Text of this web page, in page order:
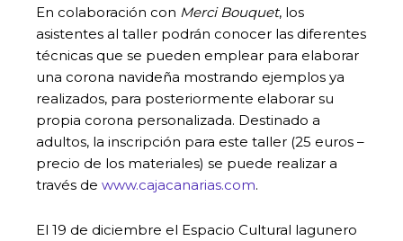
En colaboración con Merci Bouquet, los
asistentes al taller podrán conocer las diferentes
técnicas que se pueden emplear para elaborar
una corona navideña mostrando ejemplos ya
realizados, para posteriormente elaborar su
propia corona personalizada. Destinado a
adultos, la inscripción para este taller (25 euros –
precio de los materiales) se puede realizar a
través de www.cajacanarias.com.
El 19 de diciembre el Espacio Cultural lagunero